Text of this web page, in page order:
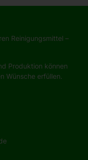
Reinigungsmittel –
Produktion können
Wünsche erfüllen.